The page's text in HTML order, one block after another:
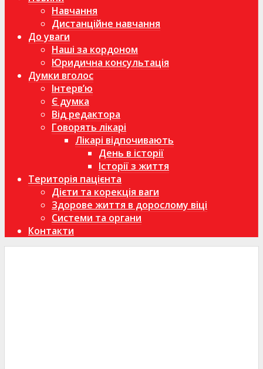
Навчання
Дистанційне навчання
До уваги
Наші за кордоном
Юридична консультація
Думки вголос
Інтерв’ю
Є думка
Від редактора
Говорять лікарі
Лікарі відпочивають
День в історії
Історії з життя
Територія пацієнта
Дієти та корекція ваги
Здорове життя в дорослому віці
Системи та органи
Контакти